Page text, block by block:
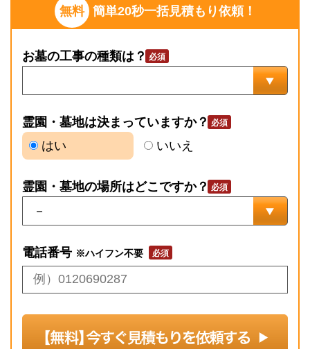
無料 簡単20秒一括見積もり依頼！
お墓の工事の種類は？
霊園・墓地は決まっていますか？
はい
いいえ
霊園・墓地の場所はどこですか？
電話番号 ※ハイフン不要